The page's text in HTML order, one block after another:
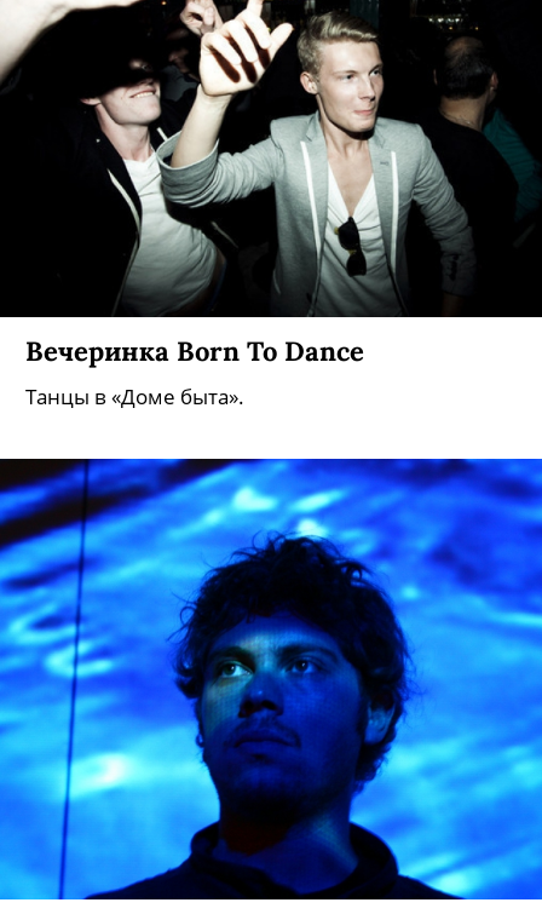
Вечеринка Born To Dance
Танцы в «Доме быта».